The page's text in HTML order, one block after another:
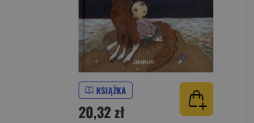
KSIĄŻKA
20,32 zł